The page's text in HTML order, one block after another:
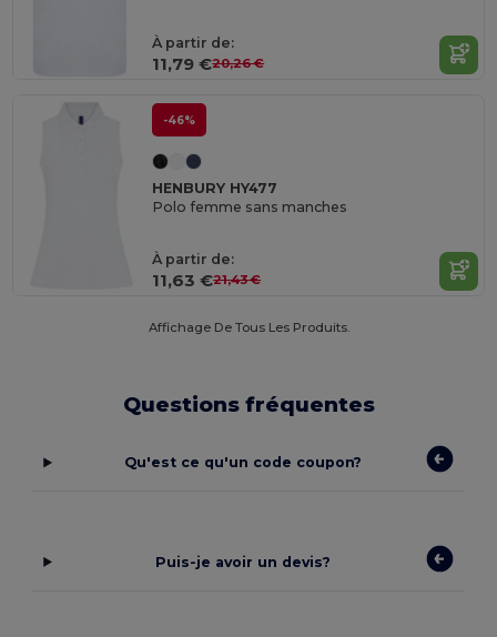
À partir de:
11,79 €20,26 €
-46%
HENBURY HY477
Polo femme sans manches
À partir de:
11,63 €21,43 €
Affichage De Tous Les Produits.
Questions fréquentes
Qu'est ce qu'un code coupon?
Puis-je avoir un devis?